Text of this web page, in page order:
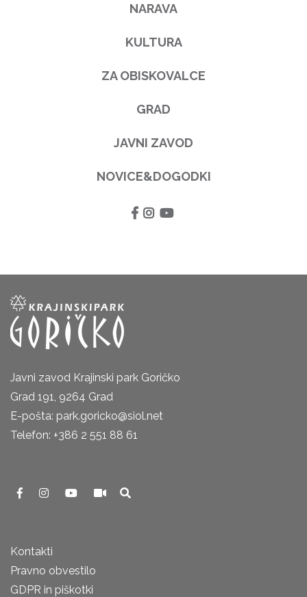
NARAVA
KULTURA
ZA OBISKOVALCE
GRAD
JAVNI ZAVOD
NOVICE&DOGODKI
Javni zavod Krajinski park Goričko
Grad 191, 9264 Grad
E-pošta: park.goricko@siol.net
Telefon: +386 2 551 88 61
Kontakti
Pravno obvestilo
GDPR in piškotki